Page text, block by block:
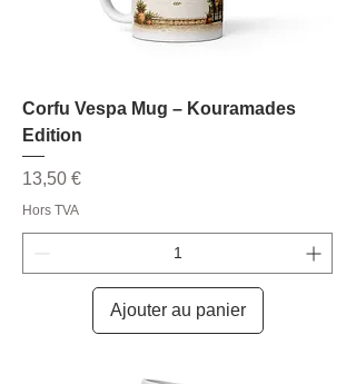
Corfu Vespa Mug – Kouramades
Edition
Prix
13,50 €
Hors TVA
Ajouter au panier